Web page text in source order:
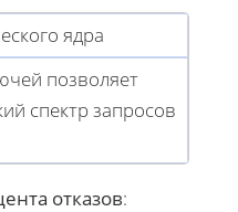
ядра
позволяет
спектр запросов
отказов: